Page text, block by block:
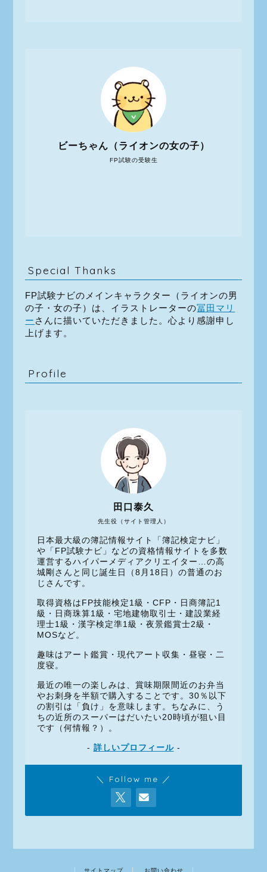
FP試験の受験生
ビーちゃん（ライオンの女の子）
Special Thanks
FP試験ナビのメインキャラクター（ライオンの男
の子・女の子）は、イラストレーターの冨田マリ
ー さんに描いていただきました。心より感謝申し
上げます。
Profile
先生役（サイト管理人）
田口泰久
日本最大級の簿記情報サイト「簿記検定ナビ」
や「FP試験ナビ」などの資格情報サイトを多数
運営するハイパーメディアクリエイター…の高
城剛さんと同じ誕生日（8月18日）の普通のお
じさんです。
取得資格はFP技能検定1級・CFP・日商簿記1
級・日商珠算1級・宅地建物取引士・建設業経
理士1級・漢字検定準1級・夜景鑑賞士2級・
MOSなど。
趣味はアート鑑賞・現代アート収集・昼寝・二
度寝。
最近の唯一の楽しみは、賞味期限間近のお弁当
やお刺身を半額で購入することです。30％以下
の割引は「負け」を意味します。ちなみに、う
ちの近所のスーパーはだいたい20時頃が狙い目
です（何情報？）。
- 詳しいプロフィール-
＼ Follow me ／
サイトマップ お問い合わせ